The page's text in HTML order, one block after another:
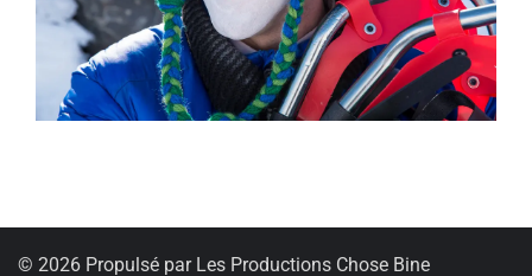
© 2026 Propulsé par Les Productions Chose Bine